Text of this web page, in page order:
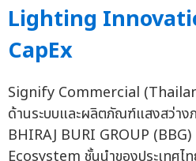
Lighting
CapEx
Signify Commercial
ด้านระบบและผลิตภัณฑ์แสงสว่า
BHIRAJ BURI GROUP
Ecosystem ชั้นนำของประเทศไ